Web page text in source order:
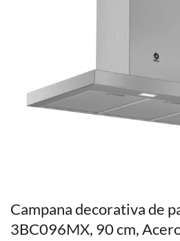
Campana decorativa de
3BC096MX, 90 cm,